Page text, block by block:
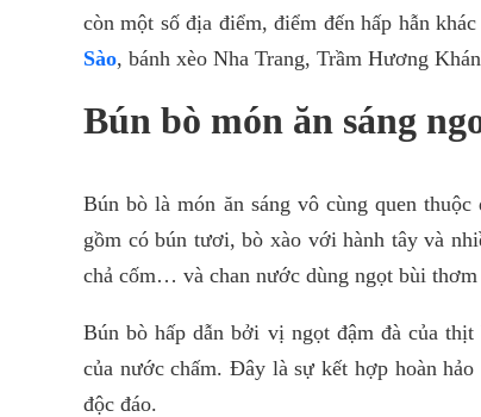
còn một số địa điểm, điểm đến hấp hẫn
Sào, bánh xèo Nha Trang, Trầm Hương
Bún bò món ăn sáng
Bún bò là món ăn sáng vô cùng quen
gồm có bún tươi, bò xào với hành tây và
chả cốm… và chan nước dùng ngọt bùi thơm
Bún bò hấp dẫn bởi vị ngọt đậm đà của
của nước chấm. Đây là sự kết hợp hoàn
độc đáo.